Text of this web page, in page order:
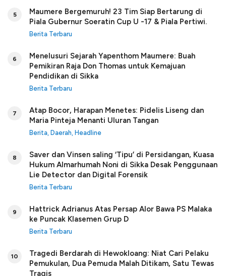
5
Maumere Bergemuruh! 23 Tim Siap Bertarung di
Piala Gubernur Soeratin Cup U -17 & Piala Pertiwi.
Berita Terbaru
6
Menelusuri Sejarah Yapenthom Maumere: Buah
Pemikiran Raja Don Thomas untuk Kemajuan
Pendidikan di Sikka
Berita Terbaru
7
Atap Bocor, Harapan Menetes: Pidelis Liseng dan
Maria Pinteja Menanti Uluran Tangan
Berita, Daerah, Headline
8
Saver dan Vinsen saling ‘Tipu’ di Persidangan, Kuasa
Hukum Almarhumah Noni di Sikka Desak Penggunaan
Lie Detector dan Digital Forensik
Berita Terbaru
9
Hattrick Adrianus Atas Persap Alor Bawa PS Malaka
ke Puncak Klasemen Grup D
Berita Terbaru
10
Tragedi Berdarah di Hewokloang: Niat Cari Pelaku
Pemukulan, Dua Pemuda Malah Ditikam, Satu Tewas
Tragis